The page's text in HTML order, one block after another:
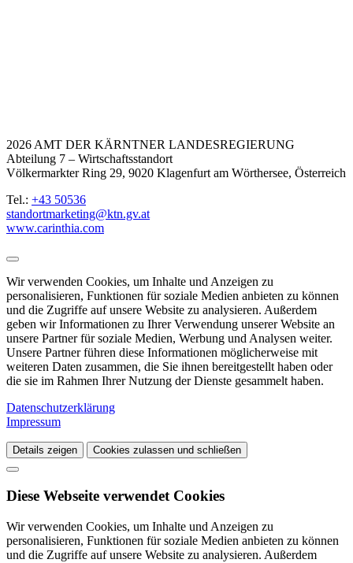
2026 AMT DER KÄRNTNER LANDESREGIERUNG
Abteilung 7 – Wirtschaftsstandort
Völkermarkter Ring 29, 9020 Klagenfurt am Wörthersee, Österreich
Tel.: +43 50536
standortmarketing@ktn.gv.at
www.carinthia.com
Wir verwenden Cookies, um Inhalte und Anzeigen zu
personalisieren, Funktionen für soziale Medien anbieten zu können
und die Zugriffe auf unsere Website zu analysieren. Außerdem
geben wir Informationen zu Ihrer Verwendung unserer Website an
unsere Partner für soziale Medien, Werbung und Analysen weiter.
Unsere Partner führen diese Informationen möglicherweise mit
weiteren Daten zusammen, die Sie ihnen bereitgestellt haben oder
die sie im Rahmen Ihrer Nutzung der Dienste gesammelt haben.
Datenschutzerklärung
Impressum
Details zeigen Cookies zulassen und schließen
Diese Webseite verwendet Cookies
Wir verwenden Cookies, um Inhalte und Anzeigen zu
personalisieren, Funktionen für soziale Medien anbieten zu können
und die Zugriffe auf unsere Website zu analysieren. Außerdem